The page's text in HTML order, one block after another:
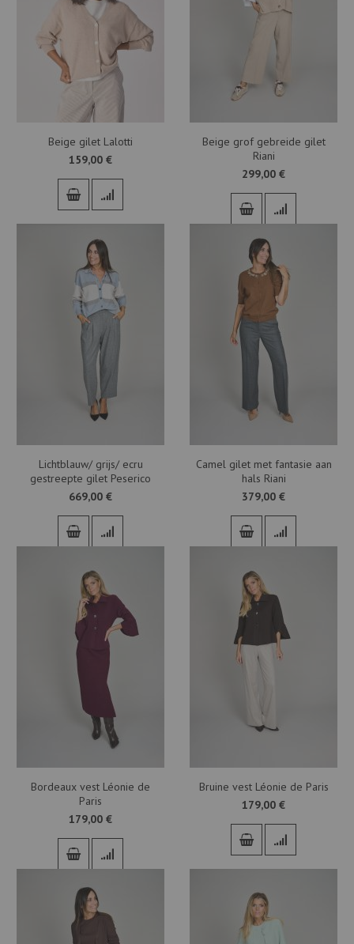
Beige gilet Lalotti
159,00 €
Beige grof gebreide gilet
Riani
299,00 €
Lichtblauw/ grijs/ ecru
gestreepte gilet Peserico
669,00 €
Camel gilet met fantasie aan
hals Riani
379,00 €
Bordeaux vest Léonie de
Paris
179,00 €
Bruine vest Léonie de Paris
179,00 €